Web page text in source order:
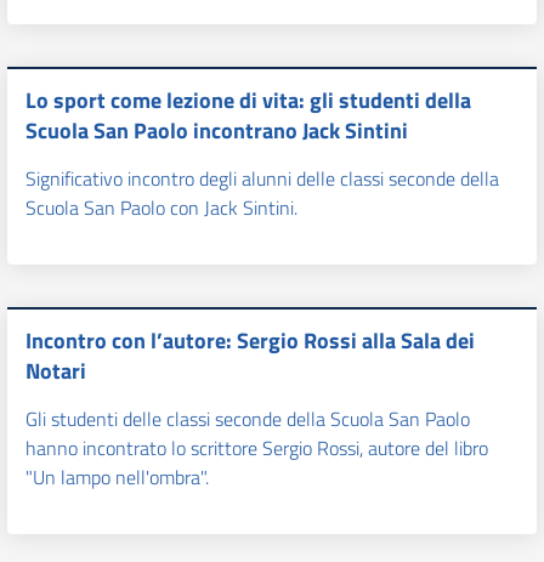
Lo sport come lezione di vita: gli studenti della
Scuola San Paolo incontrano Jack Sintini
Significativo incontro degli alunni delle classi seconde della
Scuola San Paolo con Jack Sintini.
Incontro con l’autore: Sergio Rossi alla Sala dei
Notari
Gli studenti delle classi seconde della Scuola San Paolo
hanno incontrato lo scrittore Sergio Rossi, autore del libro
"Un lampo nell'ombra".